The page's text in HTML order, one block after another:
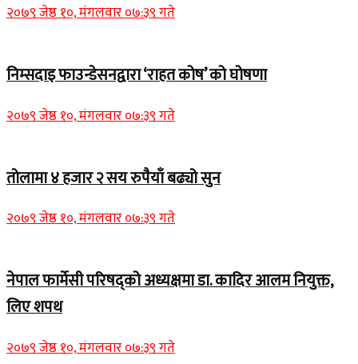
२०७९ जेष्ठ १०, मंगलवार ०७:३९ गते
निम्सदाइ फाउन्डेसनद्वारा ‘राहत कोष’ को घोषणा
२०७९ जेष्ठ १०, मंगलवार ०७:३९ गते
तोलामा ४ हजार २ सय रुपैयाँ बढ्यो सुन
२०७९ जेष्ठ १०, मंगलवार ०७:३९ गते
नेपाल फार्मेसी परिषद्को अध्यक्षमा डा. कादिर आलम नियुक्त,
लिए शपथ
२०७९ जेष्ठ १०, मंगलवार ०७:३९ गते